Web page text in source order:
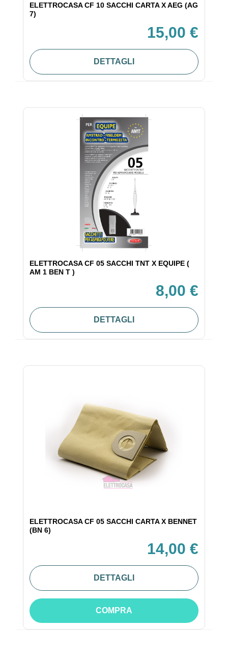
ELETTROCASA CF 10 SACCHI CARTA X AEG (AG
7)
15,00 €
DETTAGLI
ELETTROCASA CF 05 SACCHI TNT X EQUIPE (
AM 1 BEN T )
8,00 €
DETTAGLI
ELETTROCASA CF 05 SACCHI CARTA X BENNET
(BN 6)
14,00 €
DETTAGLI
COMPRA